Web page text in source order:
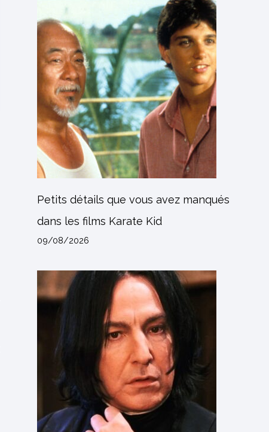
Petits détails que vous avez manqués
dans les films Karate Kid
09/08/2026